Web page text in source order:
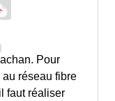
Pour
réseau fibre
faut réaliser